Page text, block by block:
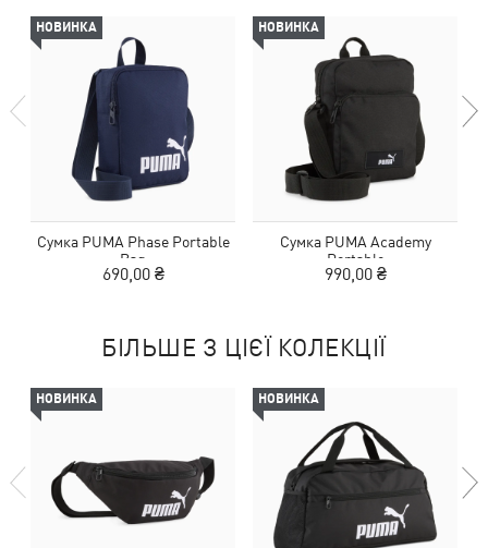
НОВИНКА
Сумка PUMA Phase Portable
Bag
690,00 ₴
НОВИНКА
Сумка PUMA Academy
Portable
990,00 ₴
БІЛЬШЕ З ЦІЄЇ КОЛЕКЦІЇ
НОВИНКА НОВИНКА